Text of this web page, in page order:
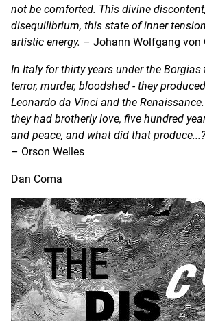
not be comforted. This divine
disequilibrium, this state of inner
artistic energy. – Johann Wolfgang von
In Italy for thirty years under the Borgias
terror, murder, bloodshed - they
Leonardo da Vinci and the
they had brotherly love, five hundred
and peace, and what did that
– Orson Welles
Dan Coma